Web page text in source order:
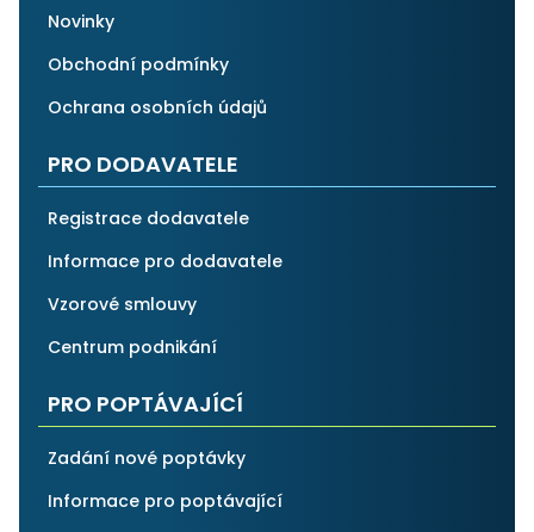
Novinky
Obchodní podmínky
Ochrana osobních údajů
PRO DODAVATELE
Registrace dodavatele
Informace pro dodavatele
Vzorové smlouvy
Centrum podnikání
PRO POPTÁVAJÍCÍ
Zadání nové poptávky
Informace pro poptávající